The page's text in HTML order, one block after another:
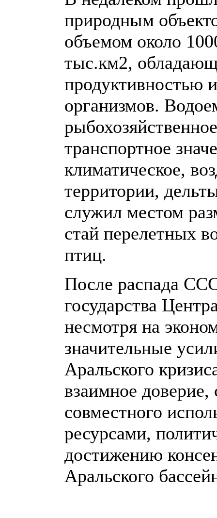
природным
объемом около
тыс.км2,
продуктивностью
организмов.
транспортное
климатическое,
территории,
служил местом
стай перелетных
птиц.
После распада
государства
несмотря на
значительные
Аральского
взаимное
совместного
ресурсами,
достижению
Аральского